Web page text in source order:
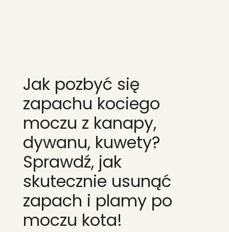
Jak pozbyć się
zapachu kociego
moczu z kanapy,
dywanu, kuwety?
Sprawdź, jak
skutecznie usunąć
zapach i plamy po
moczu kota!